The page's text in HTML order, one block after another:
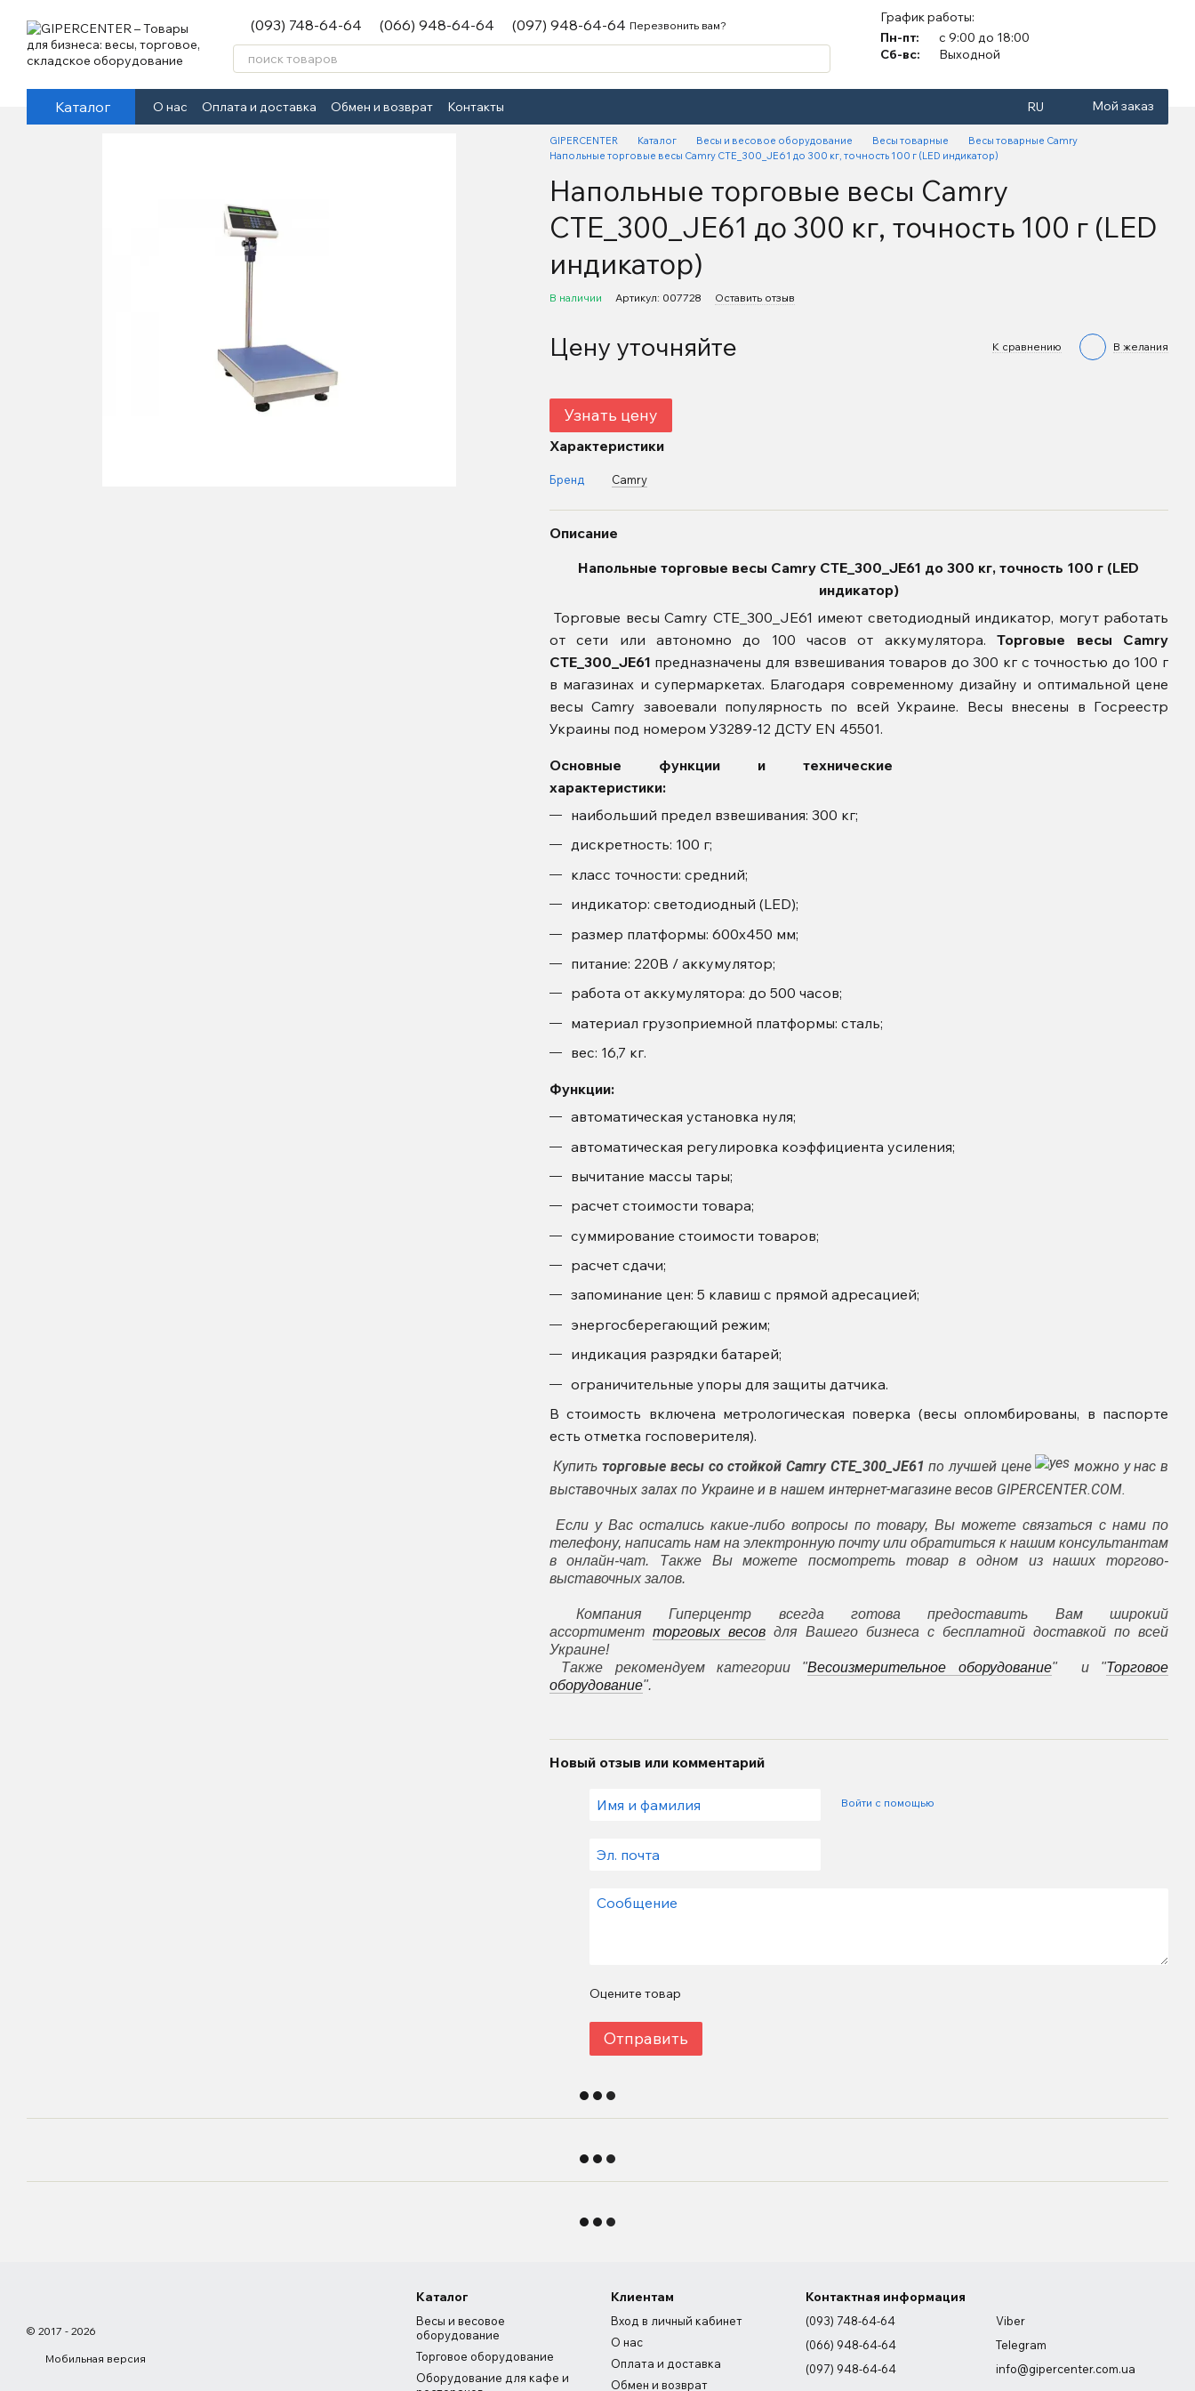
(093) 748-64-64 (066) 948-64-64 (097) 948-64-64 Перезвонить вам?
График работы:
Пн-пт:
с 9:00 до 18:00
Сб-вс:
Выходной
Каталог О нас Оплата и доставка Обмен и возврат Контакты RU Мой заказ
GIPERCENTER Каталог Весы и весовое оборудование Весы товарные
Весы товарные Camry
Напольные торговые весы Camry CTE_300_JE61 до 300 кг, точность 100 г (LED индикатор)
Напольные торговые весы Camry
CTE_300_JE61 до 300 кг, точность 100 г (LED
индикатор)
В наличии Артикул: 007728 Оставить отзыв
Цену уточняйте К сравнению В желания
Узнать цену
Характеристики
Бренд Camry
Описание
Напольные торговые весы Camry CTE_300_JE61 до 300 кг, точность 100 г (LED
индикатор)
Торговые весы Camry CTE_300_JE61 имеют светодиодный индикатор, могут работать
от сети или автономно до 100 часов от аккумулятора.Торговые весы Camry
CTE_300_JE61 предназначены для взвешивания товаров до 300 кг с точностью до 100 г
в магазинах и супермаркетах. Благодаря современному дизайну и оптимальной цене
весы Camry завоевали популярность по всей Украине. Весы внесены в Госреестр
Украины под номером У3289-12 ДСТУ EN 45501.
Основные функции и технические
характеристики:
наибольший предел взвешивания: 300 кг;
дискретность: 100 г;
класс точности: средний;
индикатор: светодиодный (LED);
размер платформы: 600х450 мм;
питание: 220В / аккумулятор;
работа от аккумулятора: до 500 часов;
материал грузоприемной платформы: сталь;
вес: 16,7 кг.
Функции:
автоматическая установка нуля;
автоматическая регулировка коэффициента усиления;
вычитание массы тары;
расчет стоимости товара;
суммирование стоимости товаров;
расчет сдачи;
запоминание цен: 5 клавиш с прямой адресацией;
энергосберегающий режим;
индикация разрядки батарей;
ограничительные упоры для защиты датчика.
В стоимость включена метрологическая поверка (весы опломбированы, в паспорте
есть отметка госповерителя).
Купитьторговые весы со стойкой Camry CTE_300_JE61 по лучшей цене
можно у нас в
выставочных залах по Украине и в нашем интернет-магазине весов GIPERCENTER.COM.
Если у Вас остались какие-либо вопросы по товару, Вы можете связаться с нами по
телефону, написать нам на электронную почту или обратиться к нашим консультантам
в онлайн-чат. Также Вы можете посмотреть товар в одном из наших торгово-
выставочных залов.
Компания Гиперцентр всегда готова предоставить Вам широкий
ассортимент торговых весовдля Вашего бизнеса с бесплатной доставкой по всей
Украине!
Также рекомендуем категории "Весоизмерительное оборудование" и "Торговое
оборудование".
Новый отзыв или комментарий
Войти с помощью
Оцените товар
Отправить
© 2017 - 2026
Мобильная версия
Каталог
Весы и весовое
оборудование
Торговое оборудование
Оборудование для кафе и
Клиентам
Вход в личный кабинет
О нас
Оплата и доставка
Обмен и возврат
Контактная информация
(093) 748-64-64
(066) 948-64-64
(097) 948-64-64
Viber
Telegram
info@gipercenter.com.ua